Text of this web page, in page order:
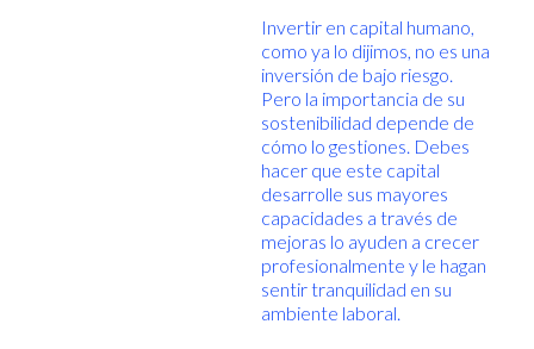
Invertir en capital humano,
como ya lo dijimos, no es una
inversión de bajo riesgo.
Pero la importancia de su
sostenibilidad depende de
cómo lo gestiones. Debes
hacer que este capital
desarrolle sus mayores
capacidades a través de
mejoras lo ayuden a crecer
profesionalmente y le hagan
sentir tranquilidad en su
ambiente laboral.